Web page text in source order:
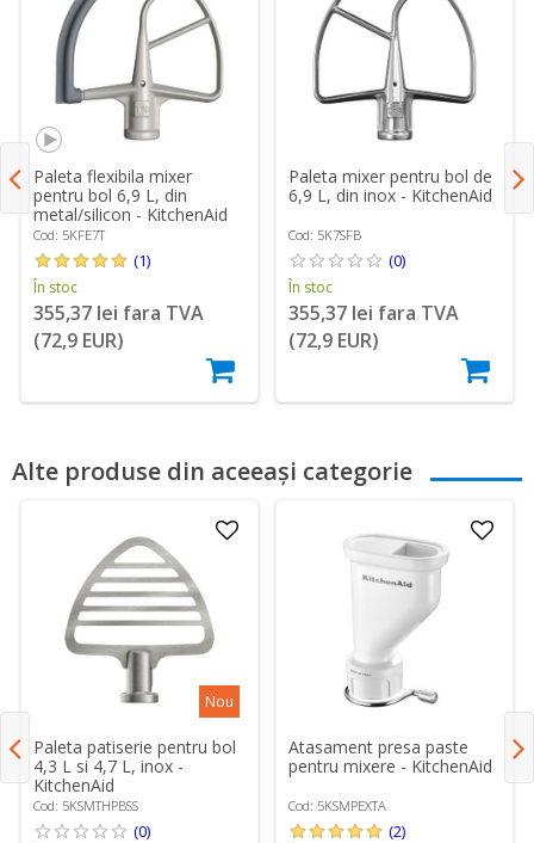
Paleta flexibila mixer
pentru bol 6,9 L, din
metal/silicon - KitchenAid
Cod: 5KFE7T
(1)
În stoc
355,37 lei fara TVA
(72,9 EUR)
Paleta mixer pentru bol de
6,9 L, din inox - KitchenAid
Cod: 5K7SFB
(0)
În stoc
355,37 lei fara TVA
(72,9 EUR)
Alte produse din aceeași categorie
Nou
Paleta patiserie pentru bol
4,3 L si 4,7 L, inox -
KitchenAid
Cod: 5KSMTHPBSS
(0)
Atasament presa paste
pentru mixere - KitchenAid
Cod: 5KSMPEXTA
(2)